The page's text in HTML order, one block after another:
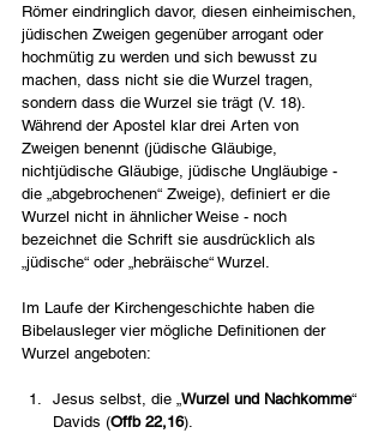
Römer eindringlich davor, diesen einheimischen,
jüdischen Zweigen gegenüber arrogant oder
hochmütig zu werden und sich bewusst zu
machen, dass nicht sie die Wurzel tragen,
sondern dass die Wurzel sie trägt (V. 18).
Während der Apostel klar drei Arten von
Zweigen benennt (jüdische Gläubige,
nichtjüdische Gläubige, jüdische Ungläubige -
die „abgebrochenen“ Zweige), definiert er die
Wurzel nicht in ähnlicher Weise - noch
bezeichnet die Schrift sie ausdrücklich als
„jüdische“ oder „hebräische“ Wurzel.
Im Laufe der Kirchengeschichte haben die
Bibelausleger vier mögliche Definitionen der
Wurzel angeboten:
Jesus selbst, die „ Wurzel und Nachkomme“
Davids (Offb 22,16).